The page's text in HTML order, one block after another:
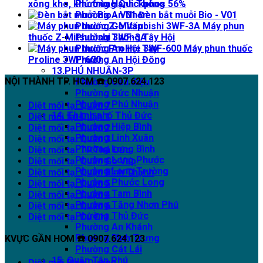
Phường Hạnh Thông
Phường An Nhơn
Phường Gò Vấp
Phường Thông Tây Hội
Phường An Hội Tây
Phường An Hội Đông
13.PHÚ NHUẬN-3P
Phường Cầu Kiệu
Phường Đức Nhuận
Phường Phú Nhuận
14. Thành phố Thủ Đức
Phường Hiệp Bình
Phường Linh Xuân
Phường Long Bình
Phường Long Phước
Phường Long Trường
Phường Phước Long
Phường Tam Bình
Phường Tăng Nhơn Phú
Phường Thủ Đức
Phường An Khánh
Phường Bình Trưng
Phường Cát Lái
15. Quận Tân Phú
xông kho, khử trùng Quickphos 56%
Đèn bắt muỗi Bio - V01
Máy phun
thuốc Z-Mitsubishi 3WF-3A
Máy phun thuốc
Proline 3WF-600
NỘI THÀNH TP. HCM ☎️ 0907.624.123
Diệt mối tại Quận 7
Diệt mối tại Quận 1
Diệt mối tại Quận 2
Diệt mối tại Quận 3
Diệt mối tại TP.Thủ Đức
Diệt mối tại Quận Gò Vấp
Diệt mối tại Quận Bình Thạnh
Diệt mối tại Quận 5
Diệt mối tại Quận 4
Diệt mối tại Quận 6
Diệt mối tại Củ Chi
KVỰC GẦN HCM ☎️ 0907.624.123